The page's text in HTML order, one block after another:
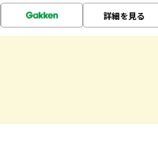
詳細を見る